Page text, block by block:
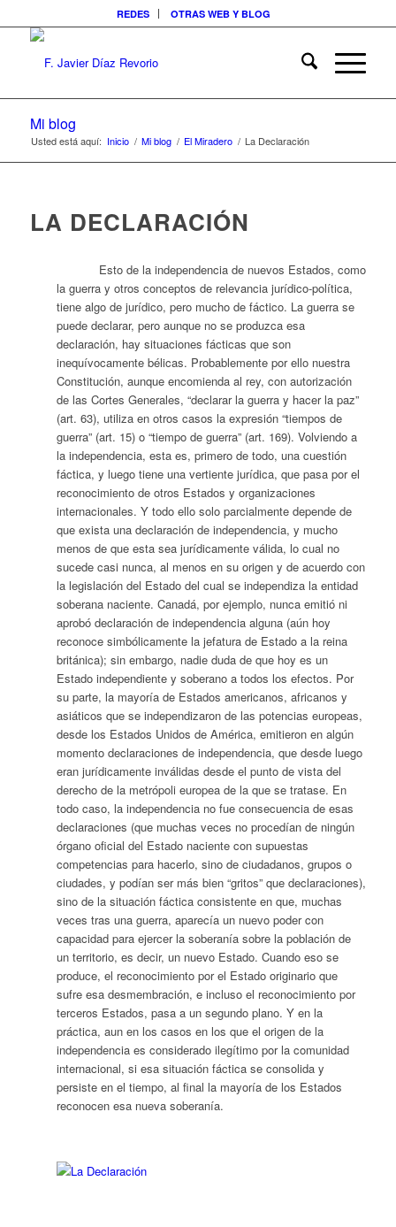
REDES OTRAS WEB Y BLOG
Mi blog
Usted está aquí: Inicio / Mi blog / El Miradero / La Declaración
LA DECLARACIÓN
Esto de la independencia de nuevos Estados, como
la guerra y otros conceptos de relevancia jurídico-política,
tiene algo de jurídico, pero mucho de fáctico. La guerra se
puede declarar, pero aunque no se produzca esa
declaración, hay situaciones fácticas que son
inequívocamente bélicas. Probablemente por ello nuestra
Constitución, aunque encomienda al rey, con autorización
de las Cortes Generales, “declarar la guerra y hacer la paz”
(art. 63), utiliza en otros casos la expresión “tiempos de
guerra” (art. 15) o “tiempo de guerra” (art. 169). Volviendo a
la independencia, esta es, primero de todo, una cuestión
fáctica, y luego tiene una vertiente jurídica, que pasa por el
reconocimiento de otros Estados y organizaciones
internacionales. Y todo ello solo parcialmente depende de
que exista una declaración de independencia, y mucho
menos de que esta sea jurídicamente válida, lo cual no
sucede casi nunca, al menos en su origen y de acuerdo con
la legislación del Estado del cual se independiza la entidad
soberana naciente. Canadá, por ejemplo, nunca emitió ni
aprobó declaración de independencia alguna (aún hoy
reconoce simbólicamente la jefatura de Estado a la reina
británica); sin embargo, nadie duda de que hoy es un
Estado independiente y soberano a todos los efectos. Por
su parte, la mayoría de Estados americanos, africanos y
asiáticos que se independizaron de las potencias europeas,
desde los Estados Unidos de América, emitieron en algún
momento declaraciones de independencia, que desde luego
eran jurídicamente inválidas desde el punto de vista del
derecho de la metrópoli europea de la que se tratase. En
todo caso, la independencia no fue consecuencia de esas
declaraciones (que muchas veces no procedían de ningún
órgano oficial del Estado naciente con supuestas
competencias para hacerlo, sino de ciudadanos, grupos o
ciudades, y podían ser más bien “gritos” que declaraciones),
sino de la situación fáctica consistente en que, muchas
veces tras una guerra, aparecía un nuevo poder con
capacidad para ejercer la soberanía sobre la población de
un territorio, es decir, un nuevo Estado. Cuando eso se
produce, el reconocimiento por el Estado originario que
sufre esa desmembración, e incluso el reconocimiento por
terceros Estados, pasa a un segundo plano. Y en la
práctica, aun en los casos en los que el origen de la
independencia es considerado ilegítimo por la comunidad
internacional, si esa situación fáctica se consolida y
persiste en el tiempo, al final la mayoría de los Estados
reconocen esa nueva soberanía.